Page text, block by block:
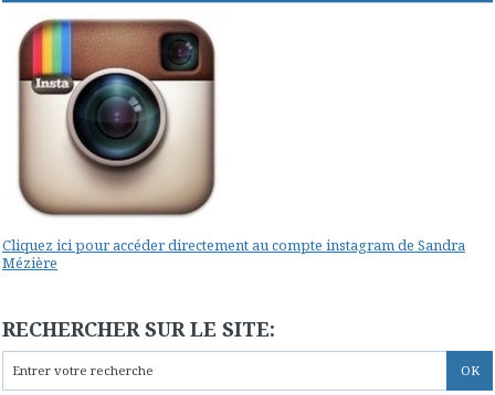
Cliquez ici pour accéder directement au compte instagram de Sandra
Mézière
RECHERCHER SUR LE SITE: